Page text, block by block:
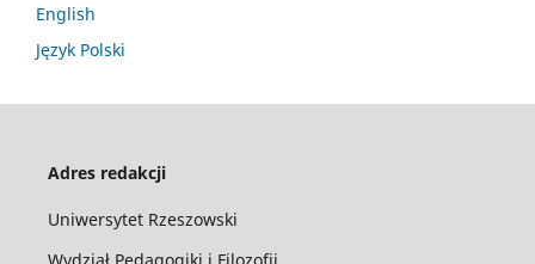
English
Język Polski
Adres redakcji
Uniwersytet Rzeszowski